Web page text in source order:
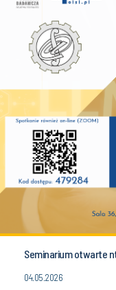
Seminarium otwarte
04.05.2026